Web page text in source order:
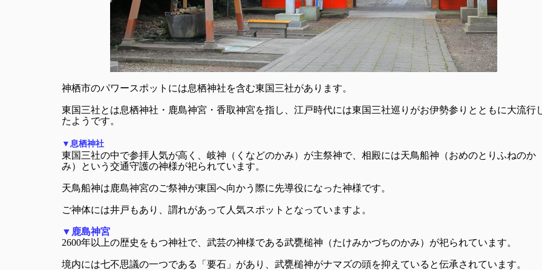
神栖市のパワースポットには息栖神社を含む東国三社があります。
東国三社とは息栖神社・鹿島神宮・香取神宮を指し、江戸時代には東国三社巡りがお伊勢参りとともに大流行
たようです。
▼息栖神社
東国三社の中で参拝人気が高く、岐神（くなどのかみ）が主祭神で、相殿には天鳥船神（おめのとりふねのか
み）という交通守護の神様が祀られています。
天鳥船神は鹿島神宮のご祭神が東国へ向かう際に先導役になった神様です。
ご神体には井戸もあり、謂れがあって人気スポットとなっていますよ。
▼鹿島神宮
2600年以上の歴史をもつ神社で、武芸の神様である武甕槌神（たけみかづちのかみ）が祀られています。
境内には七不思議の一つである「要石」があり、武甕槌神がナマズの頭を抑えていると伝承されています。